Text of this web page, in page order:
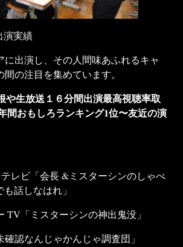
演実績
に出演し、その人間味あふれるキャ
の注目を集めています。
や生放送１６分間出演最高視聴率取
間おもしろランキング1位〜友近の演
レビ「会長 &ミスターシンのしゃべ
話しなはれ」
TV「ミスターシンの神出鬼没」
認なんじゃかんじゃ調査団」